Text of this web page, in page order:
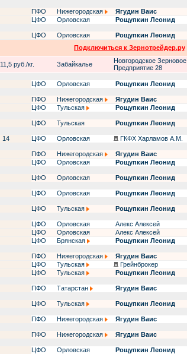
ПФО Нижегородская
Ягудин Ваис
ЦФО Орловская
Рощупкин Леонид
ЦФО Орловская
Рощупкин Леонид
Подключиться к Зернотрейдер.ру
11,5 руб./кг. Забайкалье
Новгородское Зерновое
Предприятие 28
ЦФО Орловская
Рощупкин Леонид
ПФО Нижегородская
Ягудин Ваис
ЦФО Тульская
Рощупкин Леонид
ЦФО Тульская
Рощупкин Леонид
14 ЦФО Орловская
ГКФХ Харламов А.М.
ПФО Нижегородская
Ягудин Ваис
ЦФО Орловская
Рощупкин Леонид
ЦФО Орловская
Рощупкин Леонид
ЦФО Орловская
Рощупкин Леонид
ЦФО Тульская
Рощупкин Леонид
ЦФО Орловская
Алекс Алексей
ЦФО Орловская
Алекс Алексей
ЦФО Брянская
Рощупкин Леонид
ПФО Нижегородская
Ягудин Ваис
ЦФО Тульская
Грейнброкер
ЦФО Тульская
Рощупкин Леонид
ПФО Татарстан
Ягудин Ваис
ЦФО Тульская
Рощупкин Леонид
ПФО Нижегородская
Ягудин Ваис
ПФО Нижегородская
Ягудин Ваис
ЦФО Орловская
Рощупкин Леонид